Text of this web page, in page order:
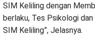
SIM Keliling dengan
berlaku, Tes Psikologi
SIM Keliling”, Jelasnya.